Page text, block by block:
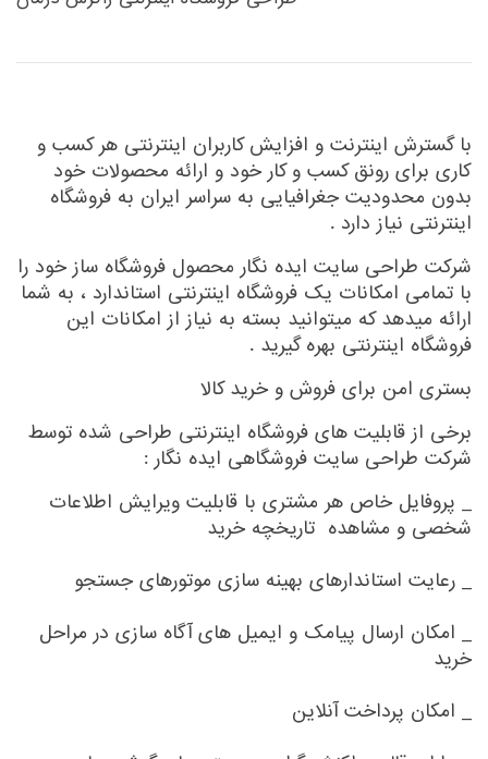
با گسترش اینترنت و افزایش کاربران اینترنتی هر کسب و
کاری برای رونق کسب و کار خود و ارائه محصولات خود
بدون محدودیت جغرافیایی به سراسر ایران به فروشگاه
اینترنتی نیاز دارد .
شرکت طراحی سایت ایده نگار محصول فروشگاه ساز خود را
با تمامی امکانات یک فروشگاه اینترنتی استاندارد ، به شما
ارائه میدهد که میتوانید بسته به نیاز از امکانات این
فروشگاه اینترنتی بهره گیرید .
بستری امن برای فروش و خرید کالا
برخی از قابلیت های فروشگاه اینترنتی طراحی شده توسط
شرکت طراحی سایت فروشگاهی ایده نگار :
_ پروفایل خاص هر مشتری با قابلیت ویرایش اطلاعات
شخصی و مشاهده تاریخچه خرید
_ رعایت استاندارهای بهینه سازی موتورهای جستجو
_ امکان ارسال پیامک و ایمیل های آگاه سازی در مراحل
خرید
_ امکان پرداخت آنلاین